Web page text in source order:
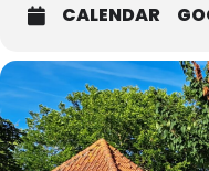
CALENDAR